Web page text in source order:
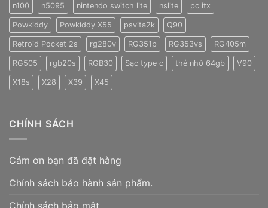
n100 n5095 nintendo switch lite nslite pc itx
Powkiddy Powkiddy X55 psvita2k Q90
Retroid Pocket 2s rg280v RG351p RG353vs RG405m
RG505 rgb20s RGB30 Sạc type c thẻ nhớ 64gb V90
X18s X28 X39 X45
CHÍNH SÁCH
Cảm ơn bạn đã đặt hàng
Chính sách bảo hành sản phẩm.
Chính sách bảo mật